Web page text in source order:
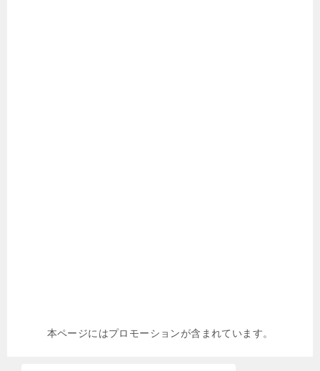
本ページにはプロモーションが含まれています。